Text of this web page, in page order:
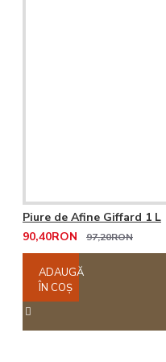
Piure de Afine Giffard 1 L
90,40RON
97,20RON
ADAUGĂ
ÎN COŞ